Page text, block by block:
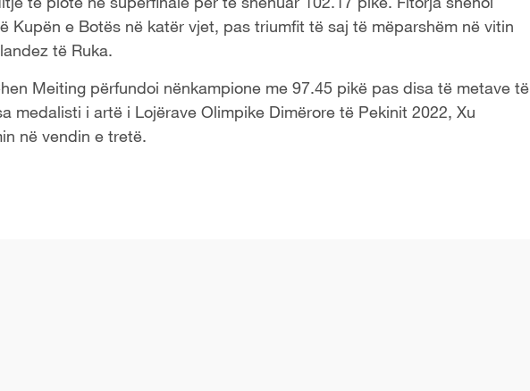
Kupën e Botës në katër vjet, pas triumfit të saj të mëparshëm në vitin
të Ruka.
Meiting përfundoi nënkampione me 97.45 pikë pas disa të metave të
medalisti i artë i Lojërave Olimpike Dimërore të Pekinit 2022, Xu
në vendin e tretë.